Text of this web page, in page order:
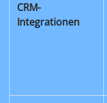
CRM-
Integrationen